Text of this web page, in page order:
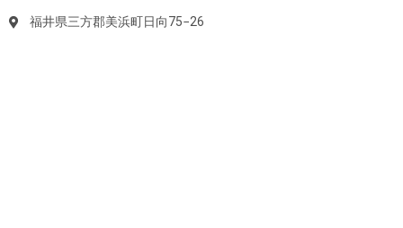
福井県三方郡美浜町日向75−26